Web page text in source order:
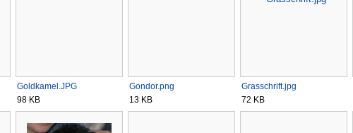
Goldkamel.JPG
98 KB
Gondor.png
13 KB
Grasschrift.jpg
72 KB